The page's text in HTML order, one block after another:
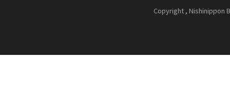
Copyright , Nishinippon